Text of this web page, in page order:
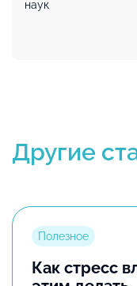
наук
Другие
Полезное
Как стресс